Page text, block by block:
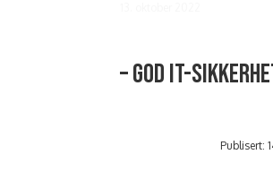
– God IT-
Publisert: